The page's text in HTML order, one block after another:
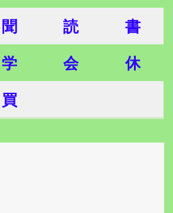
聞 読
書
学 会
休
買